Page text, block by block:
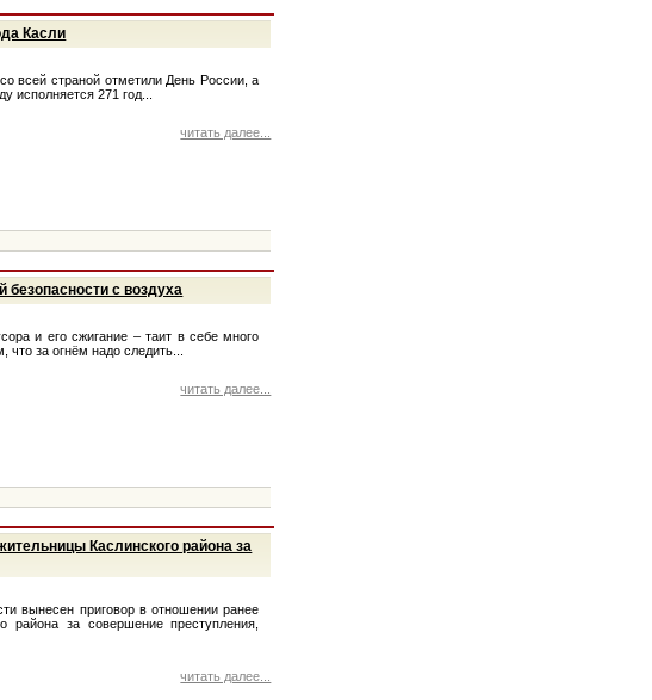
Касли
всей страной отметили День России, а
исполняется 271 год...
читать далее...
с воздуха
и его сжигание – таит в себе много
за огнём надо следить...
читать далее...
Каслинского района за
вынесен приговор в отношении ранее
района за совершение преступления,
читать далее...